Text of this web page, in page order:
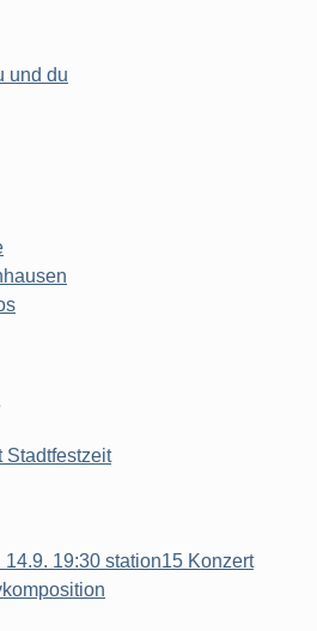
und du
Stadtfestzeit
14.9. 19:30 station15 Konzert